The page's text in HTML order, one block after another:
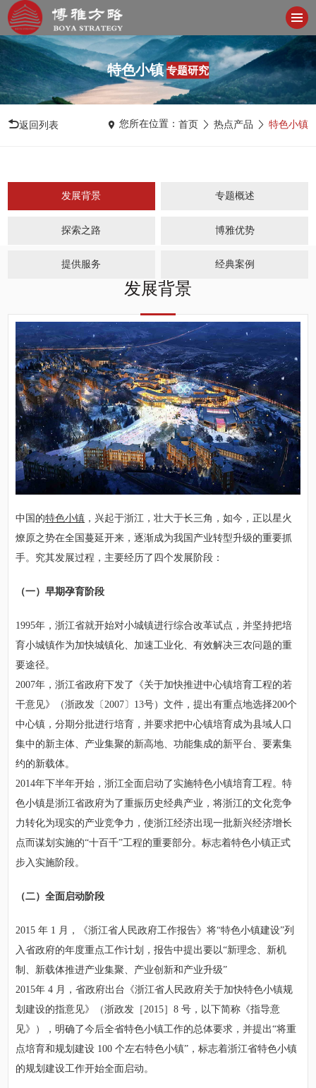
特色小镇 专题研究
返回列表 您所在位置： 首页 热点产品 特色小镇
发展背景 专题概述
探索之路 博雅优势
提供服务 经典案例
发展背景
中国的特色小镇 ，兴起于浙江，壮大于长三角，如今，正以星火
燎原之势在全国蔓延开来，逐渐成为我国产业转型升级的重要抓
手。究其发展过程，主要经历了四个发展阶段：
（一）早期孕育阶段
1995年，浙江省就开始对小城镇进行综合改革试点，并坚持把培
育小城镇作为加快城镇化、加速工业化、有效解决三农问题的重
要途径。
2007年，浙江省政府下发了《关于加快推进中心镇培育工程的若
干意见》（浙政发〔2007〕13号）文件，提出有重点地选择200个
中心镇，分期分批进行培育，并要求把中心镇培育成为县域人口
集中的新主体、产业集聚的新高地、功能集成的新平台、要素集
约的新载体。
2014年下半年开始，浙江全面启动了实施特色小镇培育工程。特
色小镇是浙江省政府为了重振历史经典产业，将浙江的文化竞争
力转化为现实的产业竞争力，使浙江经济出现一批新兴经济增长
点而谋划实施的“十百千”工程的重要部分。标志着特色小镇正式
步入实施阶段。
（二）全面启动阶段
2015 年 1 月，《浙江省人民政府工作报告》将“特色小镇建设”列
入省政府的年度重点工作计划，报告中提出要以“新理念、新机
制、新载体推进产业集聚、产业创新和产业升级”
2015年 4 月，省政府出台《浙江省人民政府关于加快特色小镇规
划建设的指意见》（浙政发［2015］8 号，以下简称《指导意
见》），明确了今后全省特色小镇工作的总体要求，并提出“将重
点培育和规划建设 100 个左右特色小镇”，标志着浙江省特色小镇
的规划建设工作开始全面启动。